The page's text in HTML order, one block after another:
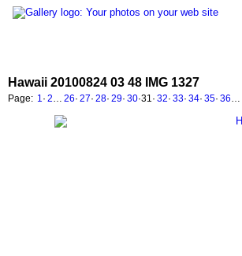
Hawaii 20100824 03 48 IMG 1327
Page: 1 · 2 26· 27· 28· 29· 30·31 · 32· 33· 34· 35· 36